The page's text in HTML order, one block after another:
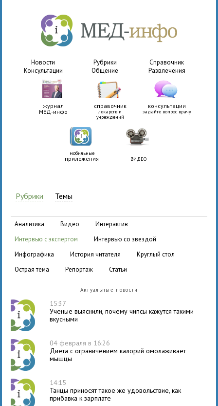
Новости Рубрики
Справочник
Консультации
Общение Развлечения
журнал
МЕД-инфо
справочник
лекарств и
учреждений
консультации
задайте вопрос врачу
мобильные
приложения ВИДЕО
Рубрики Темы
аналитика видео
интерактив
интервью с экспертом
интервью со звездой
инфографика
история читателя
круглый стол
острая тема
репортаж статьи
Актуальные новости
15:37
Ученые выяснили, почему чипсы кажутся такими
вкусными
04 февраля в 16:26
Диета с ограничением калорий омолаживает
мышцы
14:15
Танцы приносят такое же удовольствие, как
прибавка к зарплате